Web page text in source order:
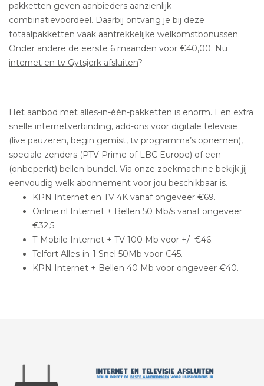
pakketten geven aanbieders aanzienlijk
combinatievoordeel. Daarbij ontvang je bij deze
totaalpakketten vaak aantrekkelijke welkomstbonussen.
Onder andere de eerste 6 maanden voor €40,00. Nu
internet en tv Gytsjerk afsluiten?
Het aanbod met alles-in-één-pakketten is enorm. Een extra
snelle internetverbinding, add-ons voor digitale televisie
(live pauzeren, begin gemist, tv programma’s opnemen),
speciale zenders (PTV Prime of LBC Europe) of een
(onbeperkt) bellen-bundel. Via onze zoekmachine bekijk jij
eenvoudig welk abonnement voor jou beschikbaar is.
KPN Internet en TV 4K vanaf ongeveer €69.
Online.nl Internet + Bellen 50 Mb/s vanaf ongeveer
€32,5.
T-Mobile Internet + TV 100 Mb voor +/- €46.
Telfort Alles-in-1 Snel 50Mb voor €45.
KPN Internet + Bellen 40 Mb voor ongeveer €40.